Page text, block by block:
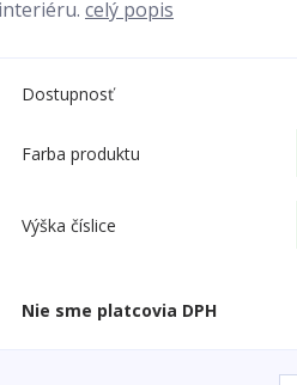
interiéru. celý popis
Dostupnosť
Farba produktu
Výška číslice
Nie sme platcovia DPH